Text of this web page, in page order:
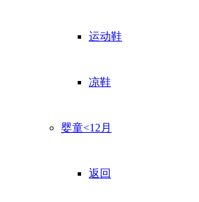
运动鞋
凉鞋
婴童<12月
返回